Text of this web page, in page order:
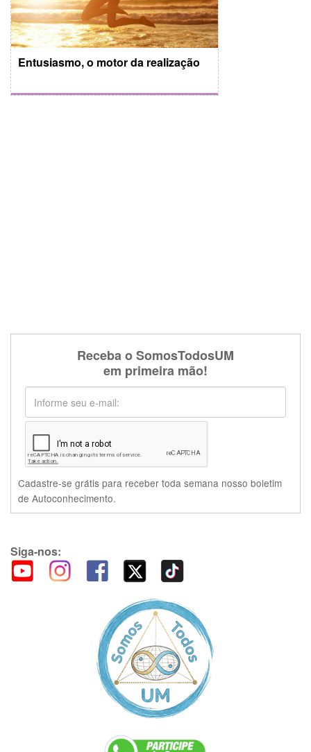
Entusiasmo, o motor da realização
Receba o SomosTodosUM
em primeira mão!
Cadastre-se grátis para receber toda semana nosso boletim
de Autoconhecimento.
Siga-nos: